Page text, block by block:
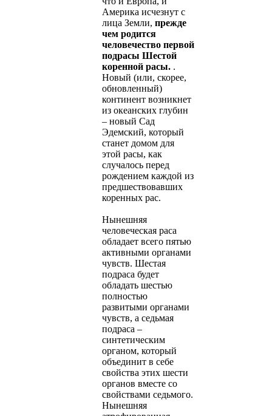
Америка исчезнут с
лица Земли, прежде
чем родится
человечество первой
подрасы Шестой
коренной расы. .
Новый (или, скорее,
обновленный)
континент возникнет
из океанских глубин
– новый Сад
Эдемский, который
станет домом для
этой расы, как
случалось перед
рождением каждой из
предшествовавших
коренных рас.
Нынешняя
человеческая раса
обладает всего пятью
активными органами
чувств. Шестая
подраса будет
обладать шестью
полностью
развитыми органами
чувств, а седьмая
подраса –
синтетическим
органом, который
объединит в себе
свойства этих шести
органов вместе со
свойствами седьмого.
Нынешняя